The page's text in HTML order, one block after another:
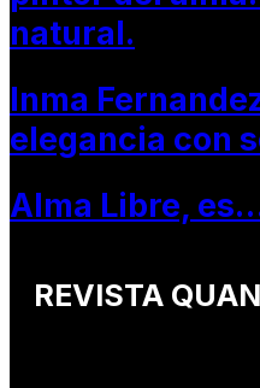
natural.
Inma
elegancia con
Alma Libre,
REVISTA